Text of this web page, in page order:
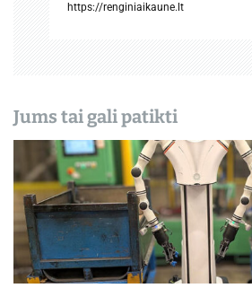
https://renginiaikaune.lt
Jums tai gali patikti